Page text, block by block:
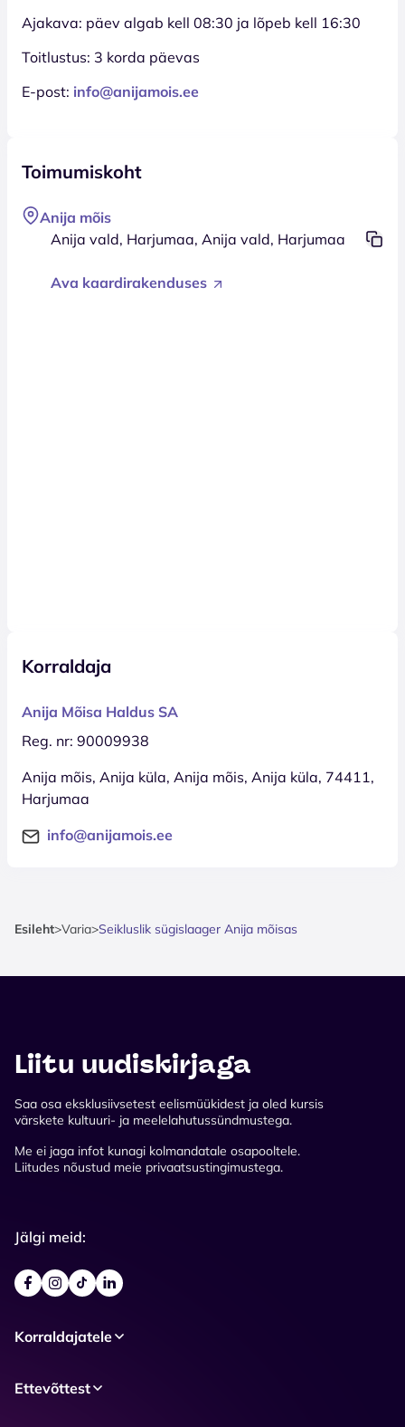
Ajakava: päev algab kell 08:30 ja lõpeb kell 16:30
Toitlustus: 3 korda päevas
E-post: info@anijamois.ee
Toimumiskoht
Anija mõis
Anija vald, Harjumaa, Anija vald, Harjumaa
Ava kaardirakenduses
Korraldaja
Anija Mõisa Haldus SA
Reg. nr: 90009938
Anija mõis, Anija küla, Anija mõis, Anija küla, 74411,
Harjumaa
info@anijamois.ee
Esileht>Varia>Seikluslik sügislaager Anija mõisas
Liitu uudiskirjaga
Saa osa eksklusiivsetest eelismüükidest ja oled kursis
värskete kultuuri- ja meelelahutussündmustega.
Me ei jaga infot kunagi kolmandatale osapooltele.
Liitudes nõustud meie privaatsustingimustega.
Jälgi meid:
Korraldajatele
Ettevõttest